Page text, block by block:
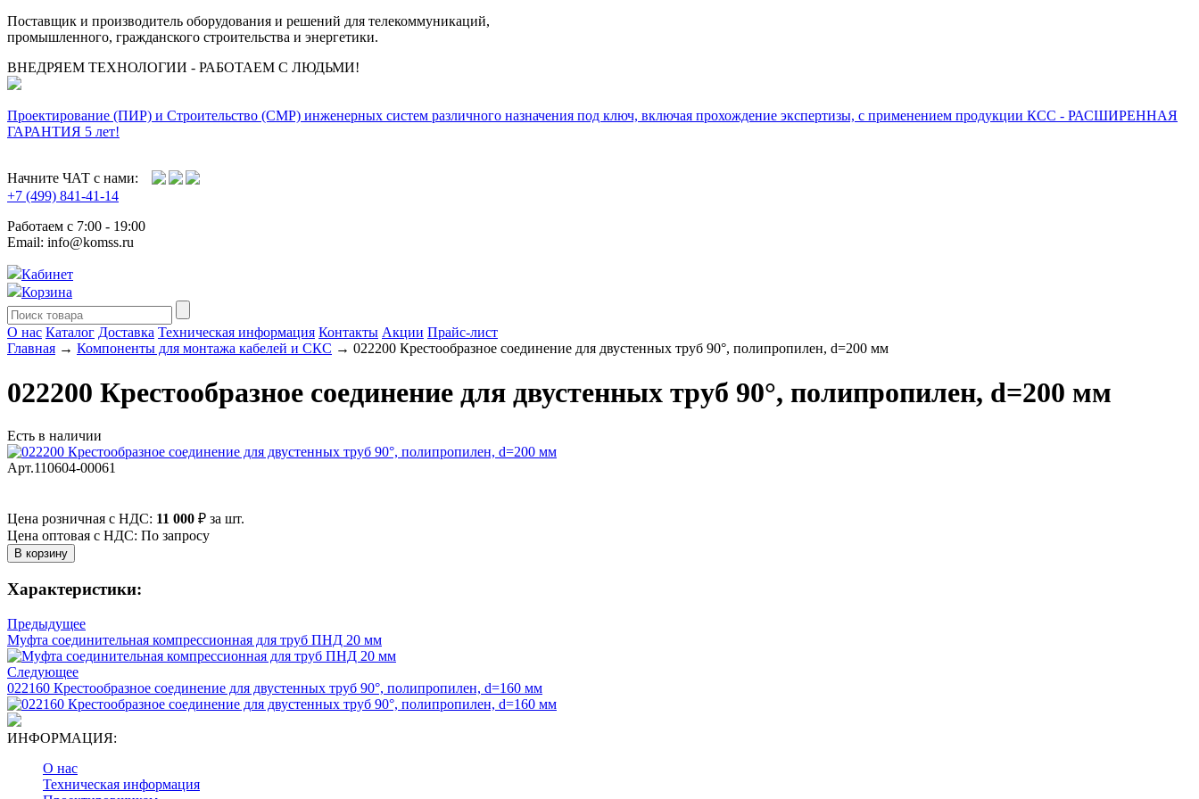
Поставщик и производитель оборудования и решений для телекоммуникаций,
промышленного, гражданского строительства и энергетики.
ВНЕДРЯЕМ ТЕХНОЛОГИИ - РАБОТАЕМ С ЛЮДЬМИ!
Проектирование (ПИР) и Cтроительство (СМР) инженерных систем различного назначения под ключ, включая прохождение экспертизы, с применением продукции КСС - РАСШИРЕННАЯ
ГАРАНТИЯ 5 лет!
Начните ЧАТ с нами:
+7 (499) 841-41-14
Работаем с 7:00 - 19:00
Email: info@komss.ru
Кабинет
Корзина
О нас Каталог Доставка Техническая информация Контакты Акции Прайс-лист
Главная → Компоненты для монтажа кабелей и СКС → 022200 Крестообразное соединение для двустенных труб 90°, полипропилен, d=200 мм
022200 Крестообразное соединение для двустенных труб 90°, полипропилен, d=200 мм
Есть в наличии
Арт.110604-00061
Цена розничная с НДС: 11 000 ₽ за шт.
Цена оптовая с НДС: По запросу
Характеристики:
Предыдущее
Муфта соединительная компрессионная для труб ПНД 20 мм
Следующее
022160 Крестообразное соединение для двустенных труб 90°, полипропилен, d=160 мм
ИНФОРМАЦИЯ:
О нас
Техническая информация